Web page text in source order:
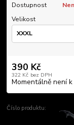
Dostupnost
Velikost
390 Kč
322 Kč bez DPH
Momentálně není
Číslo produktu: